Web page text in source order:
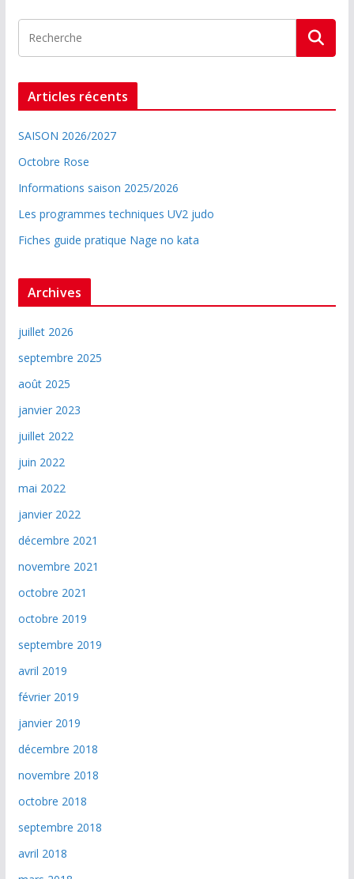
Articles récents
SAISON 2026/2027
Octobre Rose
Informations saison 2025/2026
Les programmes techniques UV2 judo
Fiches guide pratique Nage no kata
Archives
juillet 2026
septembre 2025
août 2025
janvier 2023
juillet 2022
juin 2022
mai 2022
janvier 2022
décembre 2021
novembre 2021
octobre 2021
octobre 2019
septembre 2019
avril 2019
février 2019
janvier 2019
décembre 2018
novembre 2018
octobre 2018
septembre 2018
avril 2018